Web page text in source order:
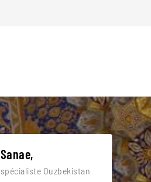
Sanae,
spécialiste Ouzbekistan